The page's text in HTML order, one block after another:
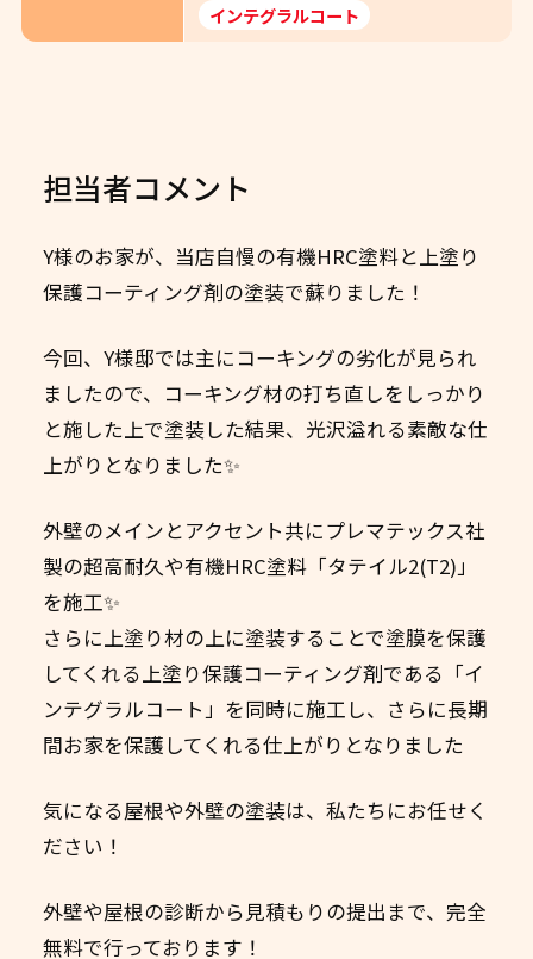
インテグラルコート
担当者コメント
Y様のお家が、当店自慢の有機HRC塗料と上塗り
保護コーティング剤の塗装で蘇りました！
今回、Y様邸では主にコーキングの劣化が見られ
ましたので、コーキング材の打ち直しをしっかり
と施した上で塗装した結果、光沢溢れる素敵な仕
上がりとなりました✨
外壁のメインとアクセント共にプレマテックス社
製の超高耐久や有機HRC塗料「タテイル2(T2)」
を施工✨
さらに上塗り材の上に塗装することで塗膜を保護
してくれる上塗り保護コーティング剤である「イ
ンテグラルコート」を同時に施工し、さらに長期
間お家を保護してくれる仕上がりとなりました
気になる屋根や外壁の塗装は、私たちにお任せく
ださい！
外壁や屋根の診断から見積もりの提出まで、完全
無料で行っております！